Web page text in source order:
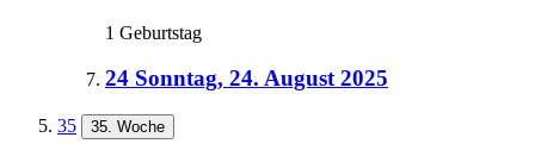
1 Geburtstag
24 Sonntag, 24. August 2025
35 35. Woche